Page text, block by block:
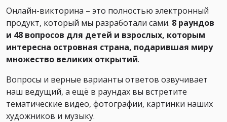
Онлайн-викторина – это полностью электронный
продукт, который мы разработали сами. 8 раундов
и 48 вопросов для детей и взрослых, которым
интересна островная страна, подарившая миру
множество великих открытий.
Вопросы и верные варианты ответов озвучивает
наш ведущий, а ещё в раундах вы встретите
тематические видео, фотографии, картинки наших
художников и музыку.